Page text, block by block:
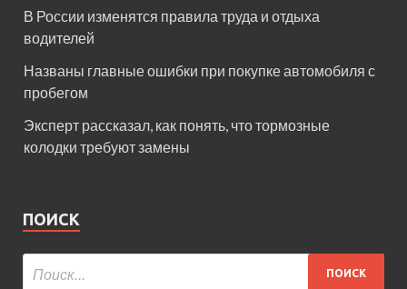
В России изменятся правила труда и отдыха
водителей
Названы главные ошибки при покупке автомобиля с
пробегом
Эксперт рассказал, как понять, что тормозные
колодки требуют замены
ПОИСК